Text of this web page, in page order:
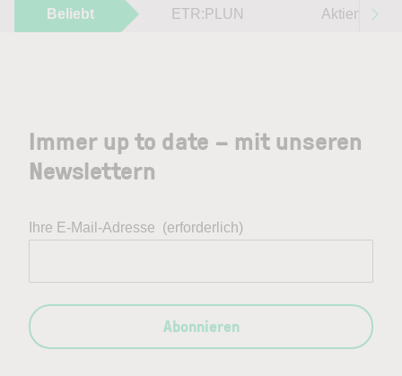
Beliebt ETR:PLUN Aktien im
Immer up to date – mit unseren
Newslettern
Ihre E-Mail-Adresse (erforderlich)
Abonnieren